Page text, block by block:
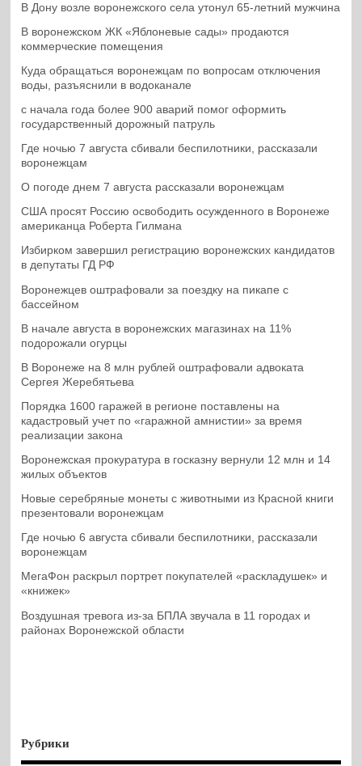
В Дону возле воронежского села утонул 65-летний мужчина
В воронежском ЖК «Яблоневые сады» продаются
коммерческие помещения
Куда обращаться воронежцам по вопросам отключения
воды, разъяснили в водоканале
с начала года более 900 аварий помог оформить
государственный дорожный патруль
Где ночью 7 августа сбивали беспилотники, рассказали
воронежцам
О погоде днем 7 августа рассказали воронежцам
США просят Россию освободить осужденного в Воронеже
американца Роберта Гилмана
Избирком завершил регистрацию воронежских кандидатов
в депутаты ГД РФ
Воронежцев оштрафовали за поездку на пикапе с
бассейном
В начале августа в воронежских магазинах на 11%
подорожали огурцы
В Воронеже на 8 млн рублей оштрафовали адвоката
Сергея Жеребятьева
Порядка 1600 гаражей в регионе поставлены на
кадастровый учет по «гаражной амнистии» за время
реализации закона
Воронежская прокуратура в госказну вернули 12 млн и 14
жилых объектов
Новые серебряные монеты с животными из Красной книги
презентовали воронежцам
Где ночью 6 августа сбивали беспилотники, рассказали
воронежцам
МегаФон раскрыл портрет покупателей «раскладушек» и
«книжек»
Воздушная тревога из-за БПЛА звучала в 11 городах и
районах Воронежской области
Рубрики